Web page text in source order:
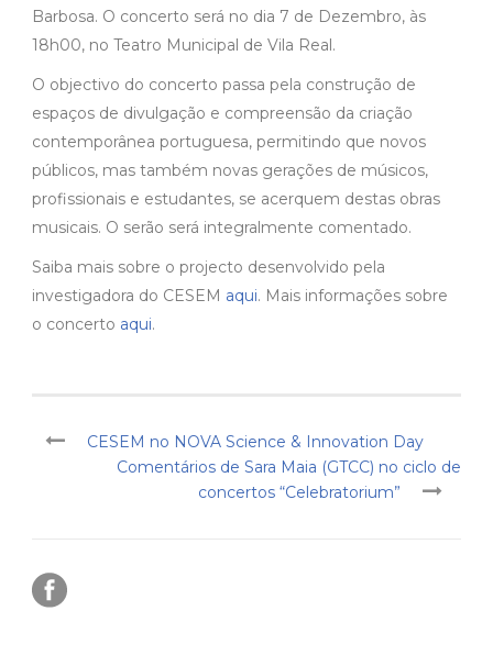
Barbosa. O concerto será no dia 7 de Dezembro, às
18h00, no Teatro Municipal de Vila Real.
O objectivo do concerto passa pela construção de
espaços de divulgação e compreensão da criação
contemporânea portuguesa, permitindo que novos
públicos, mas também novas gerações de músicos,
profissionais e estudantes, se acerquem destas obras
musicais. O serão será integralmente comentado.
Saiba mais sobre o projecto desenvolvido pela
investigadora do CESEM aqui. Mais informações sobre
o concerto aqui.
CESEM no NOVA Science & Innovation Day
Comentários de Sara Maia (GTCC) no ciclo de
concertos “Celebratorium”